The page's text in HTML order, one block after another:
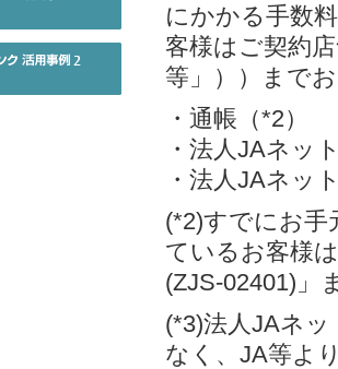
にかかる手数
客様はご契約
等」））まで
・通帳（*2）
・法人JAネッ
・法人JAネッ
(*2)すでにお手
ているお客様
(ZJS-02401)」
(*3)法人JAネ
なく、JA等よ